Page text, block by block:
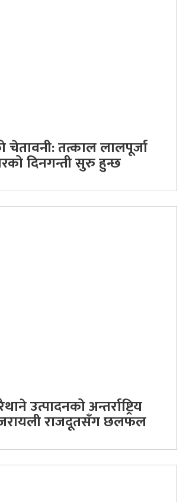
चेतावनी: तत्काल लालपूर्जा
दिनगन्ती सुरु हुन्छ
उत्पादनको अन्तर्राष्ट्रिय
राजदूतसँग छलफल